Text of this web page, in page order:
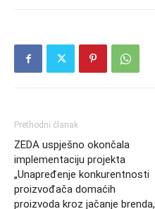
Prethodni članak
ZEDA uspješno okončala
implementaciju projekta
„Unapređenje konkurentnosti
proizvođača domaćih
proizvoda kroz jačanje brenda,